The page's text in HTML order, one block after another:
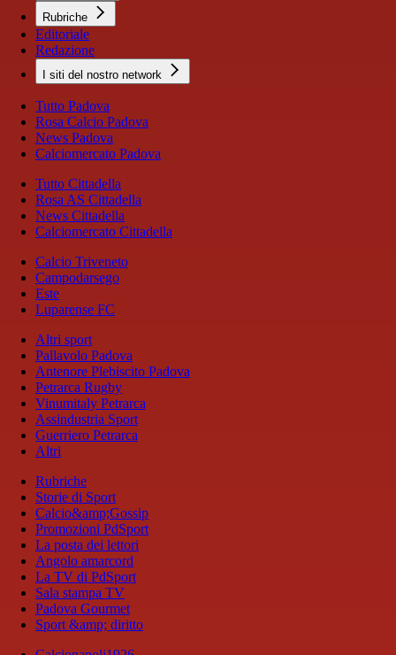
Rubriche
Editoriale
Redazione
I siti del nostro network
Tutto Padova
Rosa Calcio Padova
News Padova
Calciomercato Padova
Tutto Cittadella
Rosa AS Cittadella
News Cittadella
Calciomercato Cittadella
Calcio Triveneto
Campodarsego
Este
Luparense FC
Altri sport
Pallavolo Padova
Antenore Plebiscito Padova
Petrarca Rugby
Vinumitaly Petrarca
Assindustria Sport
Guerriero Petrarca
Altri
Rubriche
Storie di Sport
Calcio&amp;Gossip
Promozioni PdSport
La posta dei lettori
Angolo amarcord
La TV di PdSport
Sala stampa TV
Padova Gourmet
Sport &amp; diritto